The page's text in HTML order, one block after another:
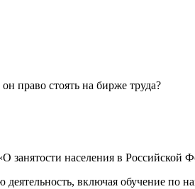
право стоять на бирже труда?
населения в Российской
включая обучение по